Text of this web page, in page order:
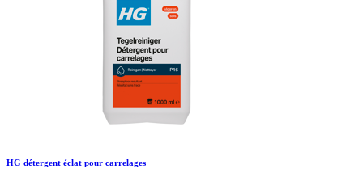
HG détergent éclat pour carrelages